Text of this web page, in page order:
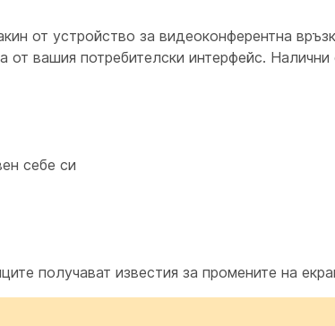
от устройство за видеоконферентна
вашия потребителски интерфейс. Налични
себе си
получават известия за промените на